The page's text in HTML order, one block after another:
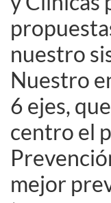
nuestro
Nuestro
6 ejes,
centro el
mejor